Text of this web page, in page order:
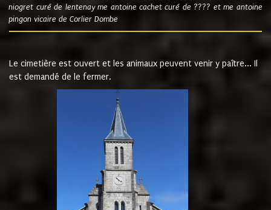
niogret curé de lentenay me antoine cachet curé de ???? et me antoine
pingon vicaire de Corlier Dombe
Le cimetière est ouvert et les animaux peuvent venir y paître... Il
est demandé de le fermer.